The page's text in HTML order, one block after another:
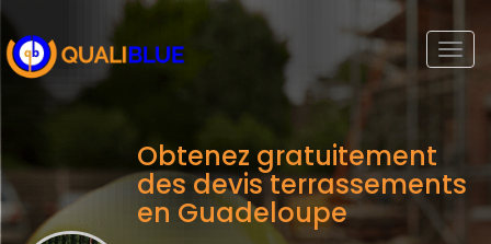
Obtenez gratuitement
des devis terrassements
en Guadeloupe